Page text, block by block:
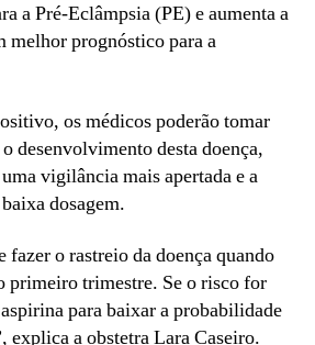
a Pré-Eclâmpsia (PE) e aumenta a
melhor prognóstico para a
os médicos poderão tomar
desenvolvimento desta doença,
vigilância mais apertada e a
dosagem.
o rastreio da doença quando
primeiro trimestre. Se o risco for
para baixar a probabilidade
explica a obstetra Lara Caseiro.